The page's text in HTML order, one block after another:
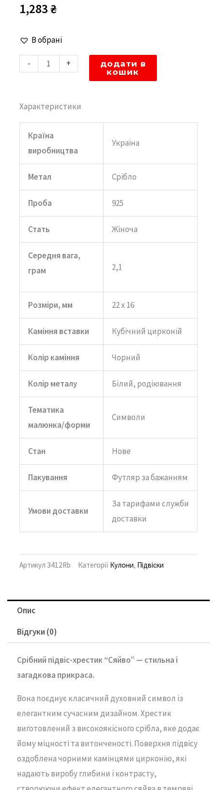
1,283₴
В обрані
-
Cрібний
підвіс-
хрестик
+
додати в
кошик
Характеристики
Країна
виробництва
Україна
Метал Срібло
Проба 925
Стать Жіноча
Середня вага,
грам
2,1
Розміри, мм 22 х 16
Каміння вставки Кубічний цирконій
Колір каміння Чорний
Колір металу Білий, родіювання
Тематика
малюнка/форми
Символи
Стан Нове
Пакування Футляр за бажанням
Умови доставки
За тарифами служби
доставки
Артикул 3412Rb Категорії Кулони, Підвіски
Опис
Відгуки (0)
Срібний підвіс-хрестик “Сяйво” — стильна і
загадкова прикраса.
Вона поєднує класичний духовний символ із
елегантним сучасним дизайном. Хрестик
виготовлений з високоякісного срібла, яке додає
йому міцності та витонченості. Поверхня підвісу
оздоблена чорними камінцями цирконію, які
надають виробу глибини і контрасту,